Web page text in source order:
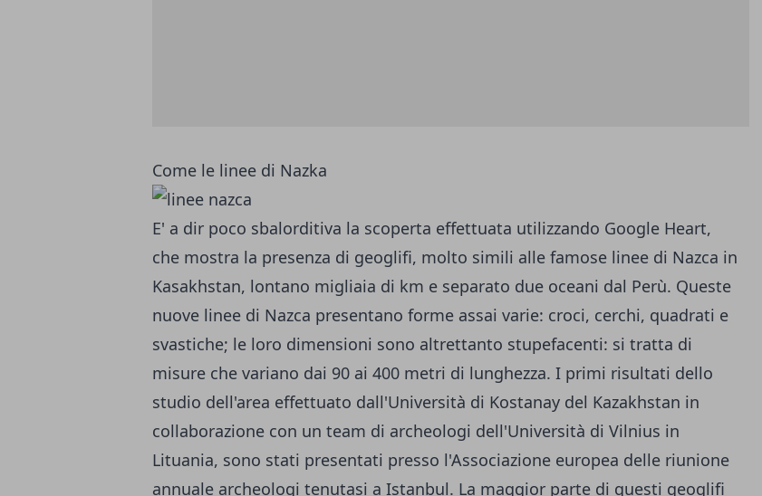
Come le linee di Nazka
E' a dir poco sbalorditiva la scoperta effettuata utilizzando Google Heart,
che mostra la presenza di geoglifi, molto simili alle famose linee di Nazca in
Kasakhstan, lontano migliaia di km e separato due oceani dal Perù. Queste
nuove linee di Nazca presentano forme assai varie: croci, cerchi, quadrati e
svastiche; le loro dimensioni sono altrettanto stupefacenti: si tratta di
misure che variano dai 90 ai 400 metri di lunghezza. I primi risultati dello
studio dell'area effettuato dall'Università di Kostanay del Kazakhstan in
collaborazione con un team di archeologi dell'Università di Vilnius in
Lituania, sono stati presentati presso l'Associazione europea delle riunione
annuale archeologi tenutasi a Istanbul. La maggior parte di questi geoglifi